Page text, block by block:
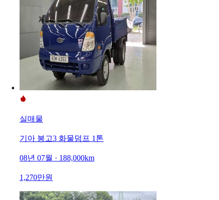
실매물
기아 봉고3 화물덤프 1톤
08년 07월 · 188,000km
1,270만원